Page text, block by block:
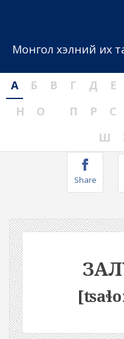
Монгол хэлний их
А Б В Г Д Е
Н
О П Р С
Ш
Share